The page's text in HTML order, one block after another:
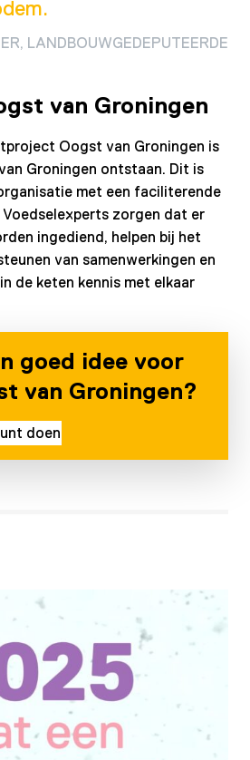
LANDBOUWGEDEPUTEERDE
van Groningen
Oogst van Groningen is
Groningen ontstaan. Dit is
met een faciliterende
zorgen dat er
ingediend, helpen bij het
van samenwerkingen en
de keten kennis met elkaar
goed idee voor
van Groningen?
doen